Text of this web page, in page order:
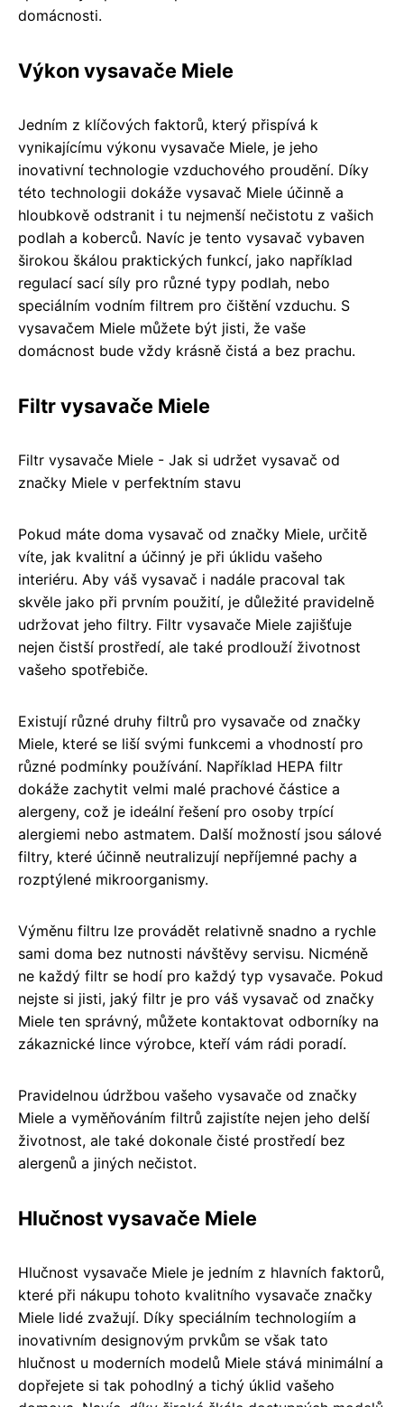
domácnosti.
Výkon vysavače Miele
Jedním z klíčových faktorů, který přispívá k
vynikajícímu výkonu vysavače Miele, je jeho
inovativní technologie vzduchového proudění. Díky
této technologii dokáže vysavač Miele účinně a
hloubkově odstranit i tu nejmenší nečistotu z vašich
podlah a koberců. Navíc je tento vysavač vybaven
širokou škálou praktických funkcí, jako například
regulací sací síly pro různé typy podlah, nebo
speciálním vodním filtrem pro čištění vzduchu. S
vysavačem Miele můžete být jisti, že vaše
domácnost bude vždy krásně čistá a bez prachu.
Filtr vysavače Miele
Filtr vysavače Miele - Jak si udržet vysavač od
značky Miele v perfektním stavu
Pokud máte doma vysavač od značky Miele, určitě
víte, jak kvalitní a účinný je při úklidu vašeho
interiéru. Aby váš vysavač i nadále pracoval tak
skvěle jako při prvním použití, je důležité pravidelně
udržovat jeho filtry. Filtr vysavače Miele zajišťuje
nejen čistší prostředí, ale také prodlouží životnost
vašeho spotřebiče.
Existují různé druhy filtrů pro vysavače od značky
Miele, které se liší svými funkcemi a vhodností pro
různé podmínky používání. Například HEPA filtr
dokáže zachytit velmi malé prachové částice a
alergeny, což je ideální řešení pro osoby trpící
alergiemi nebo astmatem. Další možností jsou sálové
filtry, které účinně neutralizují nepříjemné pachy a
rozptýlené mikroorganismy.
Výměnu filtru lze provádět relativně snadno a rychle
sami doma bez nutnosti návštěvy servisu. Nicméně
ne každý filtr se hodí pro každý typ vysavače. Pokud
nejste si jisti, jaký filtr je pro váš vysavač od značky
Miele ten správný, můžete kontaktovat odborníky na
zákaznické lince výrobce, kteří vám rádi poradí.
Pravidelnou údržbou vašeho vysavače od značky
Miele a vyměňováním filtrů zajistíte nejen jeho delší
životnost, ale také dokonale čisté prostředí bez
alergenů a jiných nečistot.
Hlučnost vysavače Miele
Hlučnost vysavače Miele je jedním z hlavních faktorů,
které při nákupu tohoto kvalitního vysavače značky
Miele lidé zvažují. Díky speciálním technologiím a
inovativním designovým prvkům se však tato
hlučnost u moderních modelů Miele stává minimální a
dopřejete si tak pohodlný a tichý úklid vašeho